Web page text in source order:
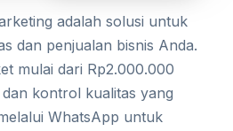
adalah solusi untuk
dan penjualan bisnis Anda.
mulai dari Rp2.000.000
kontrol kualitas yang
WhatsApp untuk